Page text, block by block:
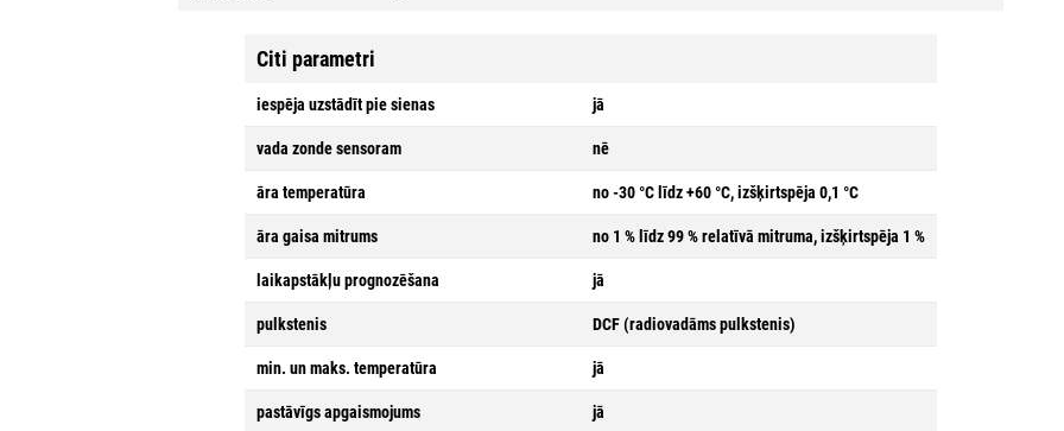
Citi parametri
iespēja uzstādīt pie sienas jā
vada zonde sensoram nē
āra temperatūra no -30 °C līdz +60 °C, izšķirtspēja 0,1 °C
āra gaisa mitrums no 1 % līdz 99 % relatīvā mitruma, izšķirtspēja 1 %
laikapstākļu prognozēšana jā
pulkstenis DCF (radiovadāms pulkstenis)
min. un maks. temperatūra jā
pastāvīgs apgaismojums jā